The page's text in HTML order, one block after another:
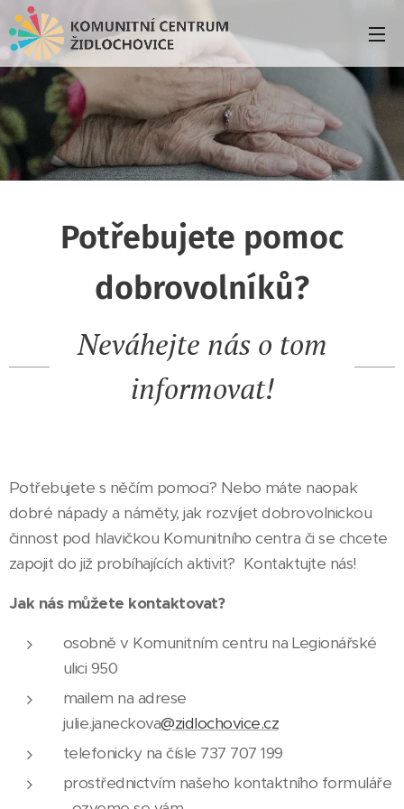
Potřebujete pomoc
dobrovolníků?
Neváhejte nás o tom
informovat!
Potřebujete s něčím pomoci? Nebo máte naopak
dobré nápady a náměty, jak rozvíjet dobrovolnickou
činnost pod hlavičkou Komunitního centra či se chcete
zapojit do již probíhajících aktivit? Kontaktujte nás!
Jak nás můžete kontaktovat?
osobně v Komunitním centru na Legionářské
ulici 950
mailem na adrese
julie.janeckova@zidlochovice.cz
telefonicky na čísle 737 707 199
prostřednictvím našeho kontaktního formuláře